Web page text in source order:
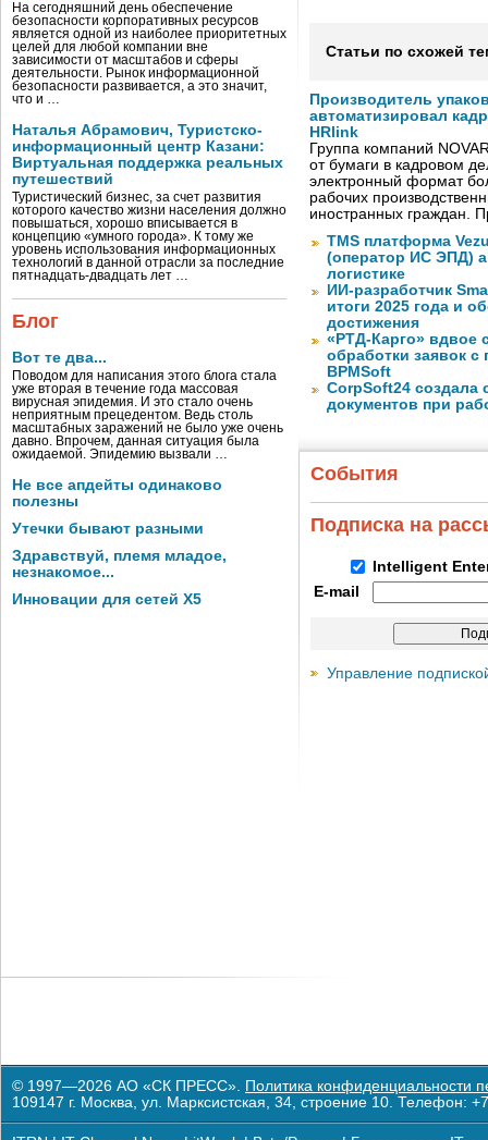
На сегодняшний день обеспечение
безопасности корпоративных ресурсов
является одной из наиболее приоритетных
целей для любой компании вне
зависимости от масштабов и сферы
деятельности. Рынок информационной
безопасности развивается, а это значит,
что и …
Наталья Абрамович, Туристско-
информационный центр Казани:
Виртуальная поддержка реальных
путешествий
Туристический бизнес, за счет развития
которого качество жизни населения должно
повышаться, хорошо вписывается в
концепцию «умного города». К тому же
уровень использования информационных
технологий в данной отрасли за последние
пятнадцать-двадцать лет …
Блог
Вот те два...
Поводом для написания этого блога стала
уже вторая в течение года массовая
вирусная эпидемия. И это стало очень
неприятным прецедентом. Ведь столь
масштабных заражений не было уже очень
давно. Впрочем, данная ситуация была
ожидаемой. Эпидемию вызвали …
Не все апдейты одинаково
полезны
Утечки бывают разными
Здравствуй, племя младое,
незнакомое...
Инновации для сетей X5
Статьи по схожей
Производитель
автоматизировал
HRlink
Группа компаний
от бумаги в кадровом
электронный формат
рабочих
иностранных граждан.
TMS платформа
(оператор ИС ЭПД)
логистике
ИИ-разработчик
итоги 2025 года и
достижения
«РТД-Карго» вдвое
обработки заявок
BPMSoft
CorpSoft24 создала
документов при
События
Подписка на
Intelligent
E-mail
Управление
© 1997—2026 АО «СК ПРЕСС». Политика конфиденциальности
109147 г. Москва, ул. Марксистская, 34, строение 10. Телефон: